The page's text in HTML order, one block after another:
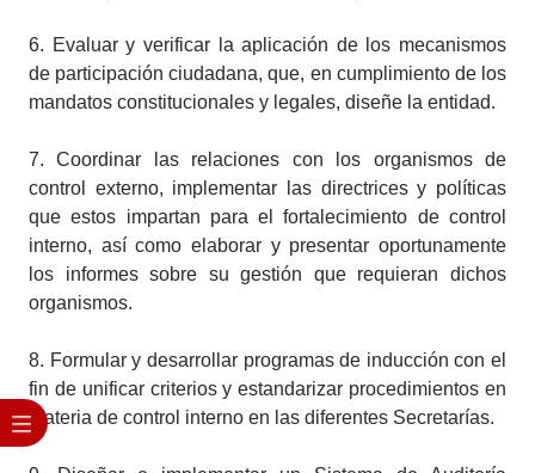
6. Evaluar y verificar la aplicación de los mecanismos
de participación ciudadana, que, en cumplimiento de los
mandatos constitucionales y legales, diseñe la entidad.
7. Coordinar las relaciones con los organismos de
control externo, implementar las directrices y políticas
que estos impartan para el fortalecimiento de control
interno, así como elaborar y presentar oportunamente
los informes sobre su gestión que requieran dichos
organismos.
8. Formular y desarrollar programas de inducción con el
fin de unificar criterios y estandarizar procedimientos en
materia de control interno en las diferentes Secretarías.